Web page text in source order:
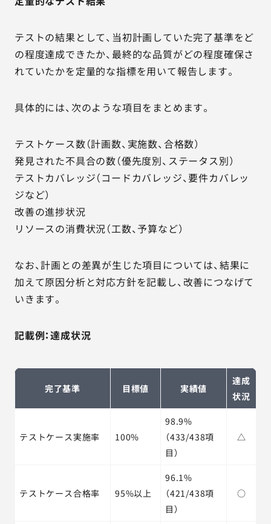
テストの結果として、当初計画していた完了基準をど
の程度達成できたか、最終的な品質がどの程度確保さ
れていたかを定量的な指標を用いて報告します。
具体的には、次のような項目をまとめます。
テストケース数（計画数、実施数、合格数）
発見された不具合の数（優先度別、ステータス別）
テストカバレッジ（コードカバレッジ、要件カバレッ
ジなど）
改善の進捗状況
リソースの消費状況（工数、予算など）
なお、計画との差異が生じた項目については、結果に
加えて原因分析と対応方針を記載し、改善につなげて
いきます。
記載例：達成状況
完了基準 目標値 実績値
達成
状況
テストケース実施率 100%
98.9%
（433/438項
目）
△
テストケース合格率 95%以上
96.1%
（421/438項
目）
○